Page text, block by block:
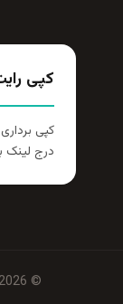
کپی
کپی
درج لینک
© 2026 هفت گنج. تمامی حقوق محفوظ است.